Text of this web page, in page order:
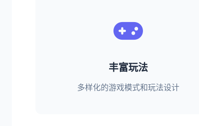
丰富玩法
多样化的游戏模式和玩法设计